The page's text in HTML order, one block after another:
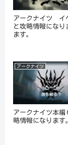
アークナイツ イ
と攻略情報にな
ます。
アークナイツ
アークナイツ本
略情報になります